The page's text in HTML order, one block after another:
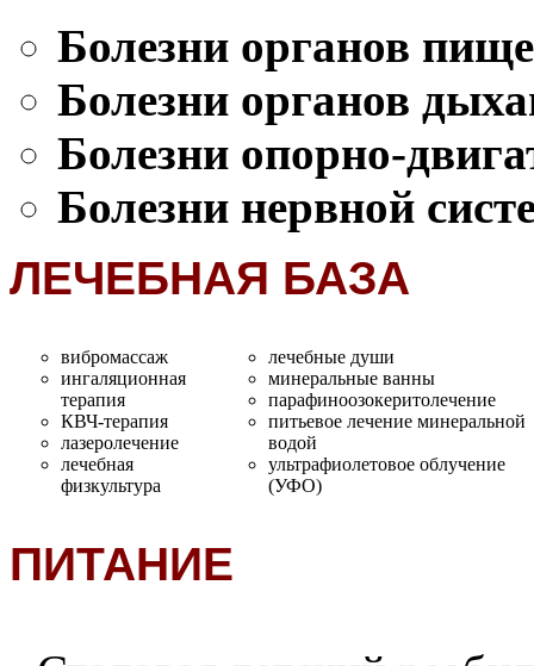
Болезни органов
Болезни органов
Болезни опорно-
Болезни нервной
ЛЕЧЕБНАЯ БАЗА
вибромассаж
ингаляционная
терапия
КВЧ-терапия
лазеролечение
лечебная
физкультура
лечебные души
минеральные ванны
парафиноозокеритолечение
питьевое лечение минеральной
водой
ультрафиолетовое облучение
(УФО)
ПИТАНИЕ